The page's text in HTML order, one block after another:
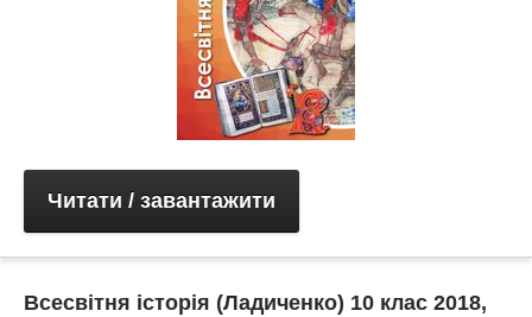
Читати / завантажити
Всесвітня історія (Ладиченко) 10 клас 2018,